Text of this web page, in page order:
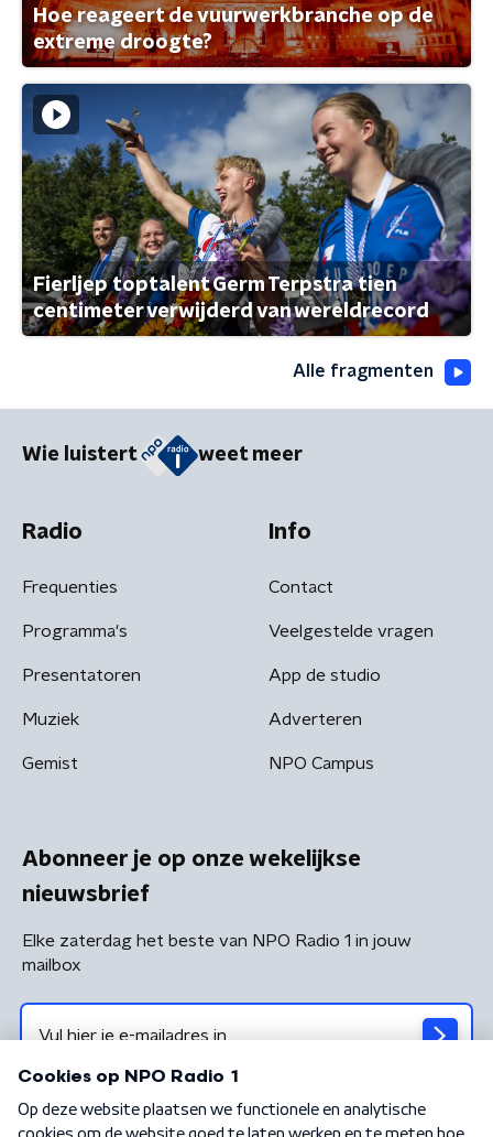
Hoe reageert de vuurwerkbranche op de
extreme droogte?
Fierljep toptalent Germ Terpstra tien
centimeter verwijderd van wereldrecord
Alle fragmenten
Wie luistert weet meer
Radio
Frequenties
Programma's
Presentatoren
Muziek
Gemist
Info
Contact
Veelgestelde vragen
App de studio
Adverteren
NPO Campus
Abonneer je op onze wekelijkse
nieuwsbrief
Elke zaterdag het beste van NPO Radio 1 in jouw
mailbox